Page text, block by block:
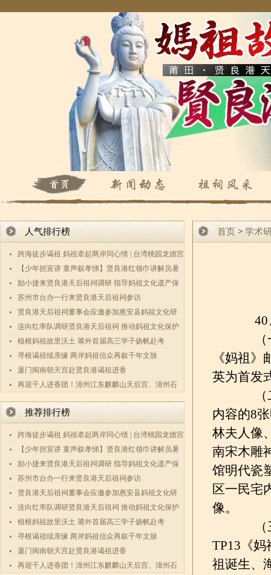
人气排行榜
跨海徒步谒祖 妈祖牵起两岸同心情 | 台湾桃园龙德宫
数百敬 【少年担宣讲 童声叙孝悌】贤良港红领巾讲解员暑
期实践活励小捷来贤良港天后祖祠调研 指导妈祖文化遗产保
护传承工苏州市台办一行来贤良港天后祖祠参访
贤良港天后祖祠董事会应邀参加惠安县妈祖文化研
究会第三连向红率队调研贤良港天后祖祠 推动妈祖文化保护
传承与两植根妈祖故里沃土 莆外首届高三学子扬帆赴考
寻根谒祖续亲缘 两岸妈祖信众再叙千年文脉
厦门闽南朝天宫赴贤良港谒祖进香
再迎千人进香团！漳州江东麒麟山天后宫、漳州石
推荐排行榜
跨海徒步谒祖 妈祖牵起两岸同心情 | 台湾桃园龙德宫
数百敬 【少年担宣讲 童声叙孝悌】贤良港红领巾讲解员暑
期实践活励小捷来贤良港天后祖祠调研 指导妈祖文化遗产保
护传承工苏州市台办一行来贤良港天后祖祠参访
贤良港天后祖祠董事会应邀参加惠安县妈祖文化研
究会第三连向红率队调研贤良港天后祖祠 推动妈祖文化保护
传承与两植根妈祖故里沃土 莆外首届高三学子扬帆赴考
寻根谒祖续亲缘 两岸妈祖信众再叙千年文脉
厦门闽南朝天宫赴贤良港谒祖进香
再迎千人进香团！漳州江东麒麟山天后宫、漳州石
首页 > 学术
40、
（一
《妈祖
英为首发
（二
内容的8
林夫人像
南宋木雕
馆明代瓷
区一民宅
像。
（三
TP13《
祖诞生、